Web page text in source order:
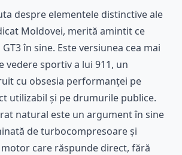
despre elementele distinctive ale
Moldovei, merită amintit ce
în sine. Este versiunea cea mai
vedere sportiv a lui 911, un
cu obsesia performanței pe
utilizabil și pe drumurile publice.
natural este un argument în sine
de turbocompresoare și
care răspunde direct, fără